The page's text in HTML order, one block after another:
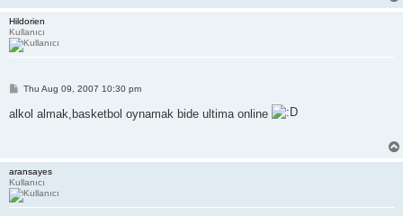
Hildorien
Kullanıcı
P
s
t
Thu Aug 09, 2007 10:30 pm
alkol almak,basketbol oynamak bide ultima online
aransayes
Kullanıcı